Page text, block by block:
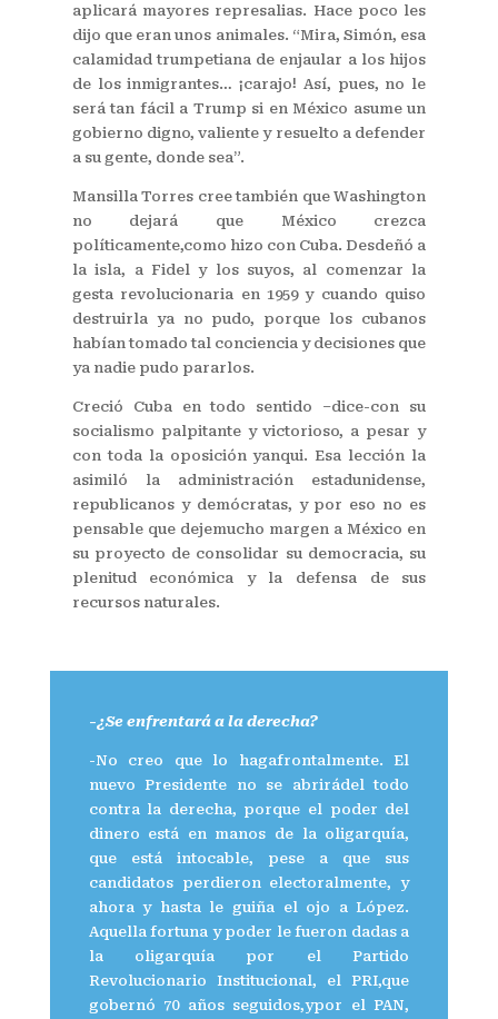
aplicará mayores represalias. Hace poco les
dijo que eran unos animales. “Mira, Simón, esa
calamidad trumpetiana de enjaular a los hijos
de los inmigrantes… ¡carajo! Así, pues, no le
será tan fácil a Trump si en México asume un
gobierno digno, valiente y resuelto a defender
a su gente, donde sea”.
Mansilla Torres cree también que Washington
no dejará que México crezca
políticamente,como hizo con Cuba. Desdeñó a
la isla, a Fidel y los suyos, al comenzar la
gesta revolucionaria en 1959 y cuando quiso
destruirla ya no pudo, porque los cubanos
habían tomado tal conciencia y decisiones que
ya nadie pudo pararlos.
Creció Cuba en todo sentido –dice-con su
socialismo palpitante y victorioso, a pesar y
con toda la oposición yanqui. Esa lección la
asimiló la administración estadunidense,
republicanos y demócratas, y por eso no es
pensable que dejemucho margen a México en
su proyecto de consolidar su democracia, su
plenitud económica y la defensa de sus
recursos naturales.
-¿Se enfrentará a la derecha?
-No creo que lo hagafrontalmente. El
nuevo Presidente no se abrirádel todo
contra la derecha, porque el poder del
dinero está en manos de la oligarquía,
que está intocable, pese a que sus
candidatos perdieron electoralmente, y
ahora y hasta le guiña el ojo a López.
Aquella fortuna y poder le fueron dadas a
la oligarquía por el Partido
Revolucionario Institucional, el PRI,que
gobernó 70 años seguidos,ypor el PAN,